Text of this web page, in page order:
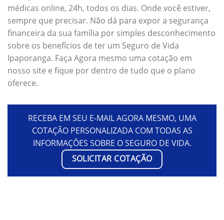
médicas online, 24h, todos os dias. Onde você estiver,
sempre que precisar. Não dá para expor a segurança
financeira da sua família por simples desconhecimento
sobre os benefícios de ter um Seguro de Vida
Ipaporanga. Faça Agora mesmo uma cotação em
nosso site e fique por dentro de tudo que o plano
oferece.
RECEBA EM SEU E-MAIL AGORA MESMO, UMA
COTAÇÃO PERSONALIZADA COM TODAS AS
INFORMAÇÕES SOBRE O SEGURO DE VIDA.
SOLICITAR COTAÇÃO